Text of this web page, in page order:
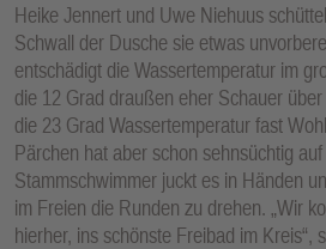
Heike Jennert und Uwe Niehuus
Schwall der Dusche sie etwas
entschädigt die Wassertemperatur im
die 12 Grad draußen eher Schauer
die 23 Grad Wassertemperatur fast
Pärchen hat aber schon sehnsüchtig
Stammschwimmer juckt es in Händen
im Freien die Runden zu drehen. „Wir
hierher, ins schönste Freibad im Kreis“,